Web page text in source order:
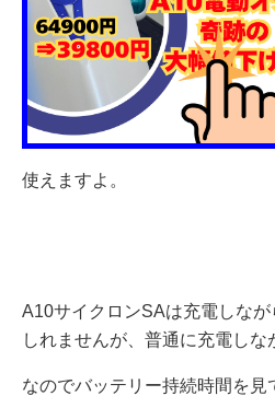
使えますよ。
A10サイクロンSAは充電しな
しれませんが、普通に充電しな
なのでバッテリー持続時間を見